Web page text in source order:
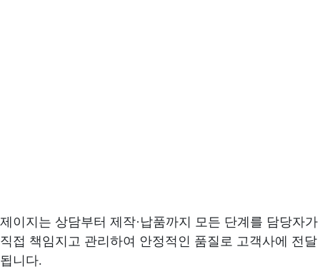
제이지는 상담부터 제작·납품까지 모든 단계를 담당자가
직접 책임지고 관리하여 안정적인 품질로 고객사에 전달
됩니다.